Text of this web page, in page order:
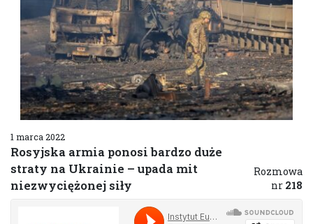
1 marca 2022
Rosyjska armia ponosi bardzo duże
straty na Ukrainie – upada mit
niezwyciężonej siły
Rozmowa
nr 218